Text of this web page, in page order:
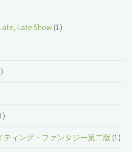
Late Show(1)
ティング・ファンタジー第二版 (1)